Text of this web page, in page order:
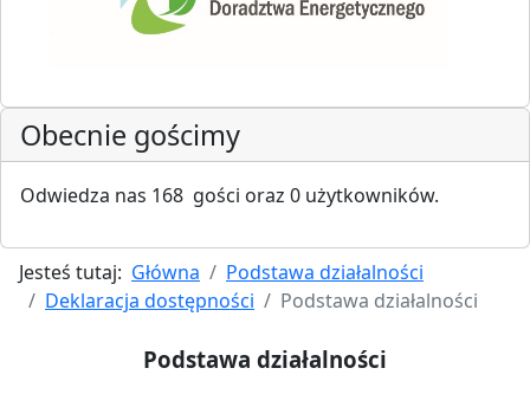
Obecnie gościmy
Odwiedza nas 168 gości oraz 0 użytkowników.
Jesteś tutaj: Główna
Podstawa działalności
Deklaracja dostępności
Podstawa działalności
Podstawa działalności